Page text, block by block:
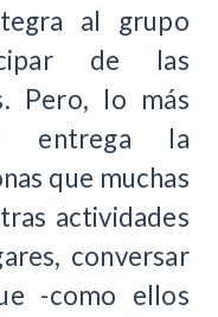
al grupo
de las
Pero, lo más
entrega la
que muchas
actividades
conversar
-como ellos